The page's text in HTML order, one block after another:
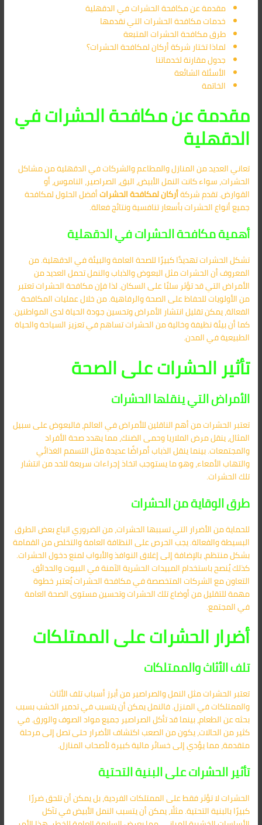
مقدمة عن مكافحة الحشرات في الدقهلية
خدمات مكافحة الحشرات التي نقدمها
طرق مكافحة الحشرات المتبعة
لماذا تختار شركة أركان لمكافحة الحشرات؟
جدول مقارنة لخدماتنا
الأسئلة الشائعة
الخاتمة
مقدمة عن مكافحة الحشرات في
الدقهلية
تعاني العديد من المنازل والمطاعم والشركات في الدقهلية من مشاكل
الحشرات، سواء كانت النمل الأبيض، البق، الصراصير، الناموس، أو
القوارض. تقدم شركةأركان لمكافحة الحشراتأفضل الحلول لمكافحة
جميع أنواع الحشرات بأسعار تنافسية ونتائج فعالة.
أهمية مكافحة الحشرات في الدقهلية
تشكل الحشرات تهديدًا كبيرًا للصحة العامة والبيئة في الدقهلية. من
المعروف أن الحشرات مثل البعوض والذباب والنمل تحمل العديد من
الأمراض التي قد تؤثر سلبًا على السكان. لذا فإن مكافحة الحشرات تعتبر
من الأولويات للحفاظ على الصحة والرفاهية. من خلال عمليات المكافحة
الفعالة، يمكن تقليل انتشار الأمراض وتحسين جودة الحياة لدى المواطنين.
كما أن بيئة نظيفة وخالية من الحشرات تساهم في تعزيز السياحة والحياة
الطبيعية في المدن.
تأثير الحشرات على الصحة
الأمراض التي ينقلها الحشرات
تعتبر الحشرات من أهم الناقلين للأمراض في العالم، فالبعوض على سبيل
المثال، ينقل مرض الملاريا وحمى الضنك، مما يهدد صحة الأفراد
والمجتمعات. بينما ينقل الذباب أمراضًا عديدة مثل التسمم الغذائي
والتهاب الأمعاء، وهو ما يستوجب اتخاذ إجراءات سريعة للحد من انتشار
تلك الحشرات.
طرق الوقاية من الحشرات
للحماية من الأضرار التي تسببها الحشرات، من الضروري اتباع بعض الطرق
البسيطة والفعالة. يجب الحرص على النظافة العامة والتخلص من القمامة
بشكل منتظم، بالإضافة إلى إغلاق النوافذ والأبواب لمنع دخول الحشرات.
كذلك يُنصح باستخدام المبيدات الحشرية الآمنة في البيوت والحدائق.
التعاون مع الشركات المتخصصة في مكافحة الحشرات يُعتبر خطوة
مهمة للتقليل من أوضاع تلك الحشرات وتحسين مستوى الصحة العامة
في المجتمع.
أضرار الحشرات على الممتلكات
تلف الأثاث والممتلكات
تعتبر الحشرات مثل النمل والصراصير من أبرز أسباب تلف الأثاث
والممتلكات في المنزل. فالنمل يمكن أن يتسبب في تدمير الخشب بسبب
بحثه عن الطعام، بينما قد تأكل الصراصير جميع مواد الصوف والورق. في
كثير من الحالات، يكون من الصعب اكتشاف الأضرار حتى تصل إلى مرحلة
متقدمة، مما يؤدي إلى خسائر مالية كبيرة لأصحاب المنازل.
تأثير الحشرات على البنية التحتية
الحشرات لا تؤثر فقط على الممتلكات الفردية، بل يمكن أن تلحق ضررًا
كبيرًا بالبنية التحتية. مثلًا، يمكن أن يتسبب النمل الأبيض في تآكل